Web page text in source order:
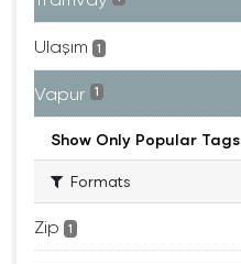
Ulaşım 1
Vapur 1
Show Only Popular Tags
Formats
Zip 1